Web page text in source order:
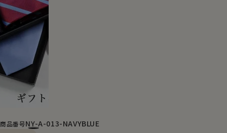
商品番号NY-A-013-NAVYBLUE